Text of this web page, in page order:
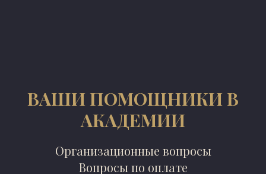
ВАШИ ПОМОЩНИКИ В
АКАДЕМИИ
Организационные вопросы
Вопросы по оплате